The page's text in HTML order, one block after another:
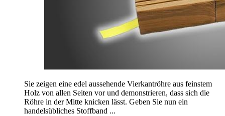
Sie zeigen eine edel aussehende Vierkantröhre aus feinstem
Holz von allen Seiten vor und demonstrieren, dass sich die
Röhre in der Mitte knicken lässt. Geben Sie nun ein
handelsübliches Stoffband ...